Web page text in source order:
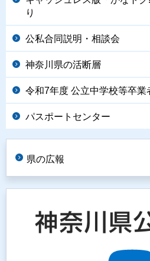
り
公私合同説明・相談会
神奈川県の活断層
令和7年度 公立中学校等卒業
パスポートセンター
県の広報